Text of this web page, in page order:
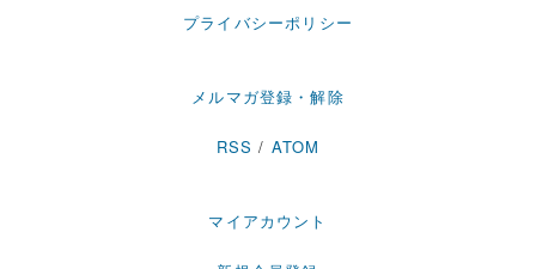
プライバシーポリシー
メルマガ登録・解除
RSS / ATOM
マイアカウント